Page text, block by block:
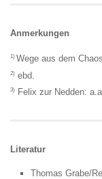
Anmerkungen
1) Wege aus dem
2) ebd.
3) Felix zur Nedden:
Literatur
Thomas Grabe/